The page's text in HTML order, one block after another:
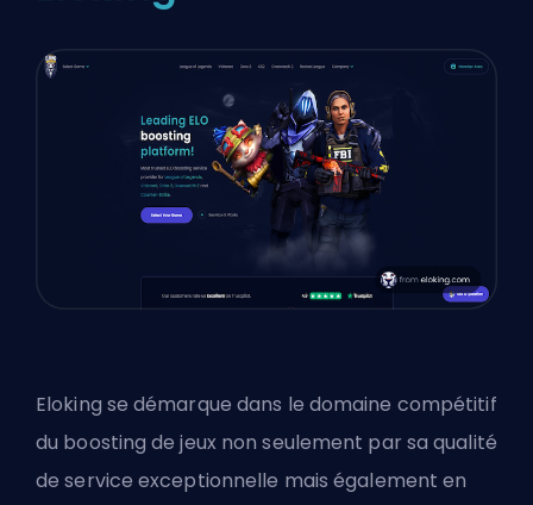
Eloking se démarque dans le domaine compétitif
du boosting de jeux non seulement par sa qualité
de service exceptionnelle mais également en